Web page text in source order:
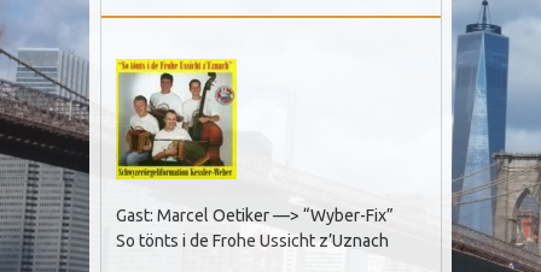
Gast: Marcel Oetiker —> “Wyber-Fix”
So tönts i de Frohe Ussicht z’Uznach